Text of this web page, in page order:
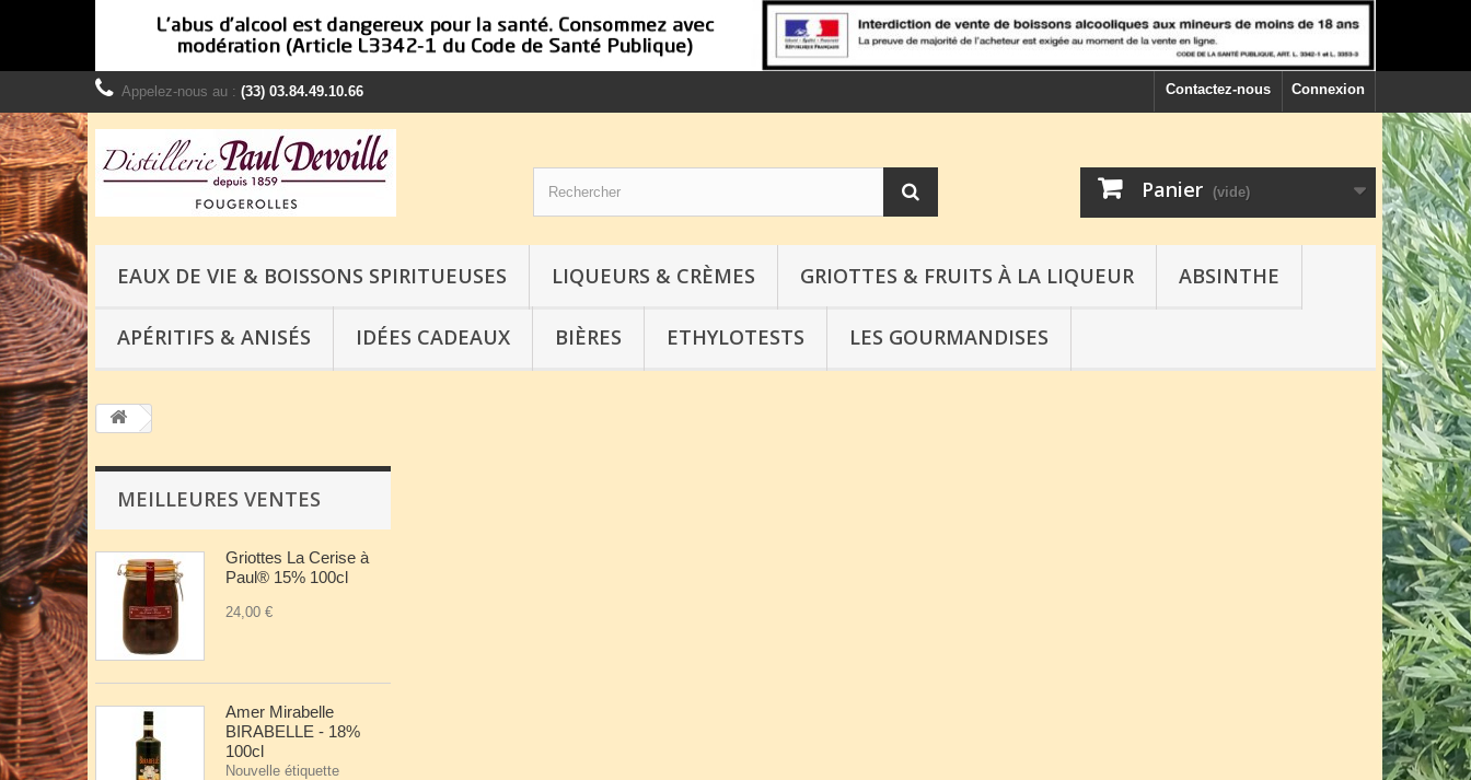
Connexion
Contactez-nous
Appelez-nous au : (33) 03.84.49.10.66
Panier (vide)
EAUX DE VIE & BOISSONS SPIRITUEUSES LIQUEURS & CRÈMES GRIOTTES & FRUITS À LA LIQUEUR ABSINTHE
APÉRITIFS & ANISÉS IDÉES CADEAUX BIÈRES ETHYLOTESTS LES GOURMANDISES
MEILLEURES VENTES
Griottes La Cerise à
Paul® 15% 100cl
24,00 €
Amer Mirabelle
BIRABELLE - 18%
100cl
Nouvelle étiquette